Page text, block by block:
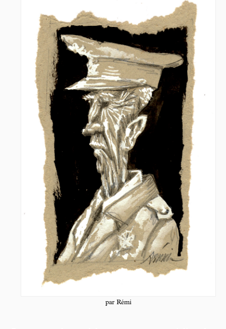
par Rémi